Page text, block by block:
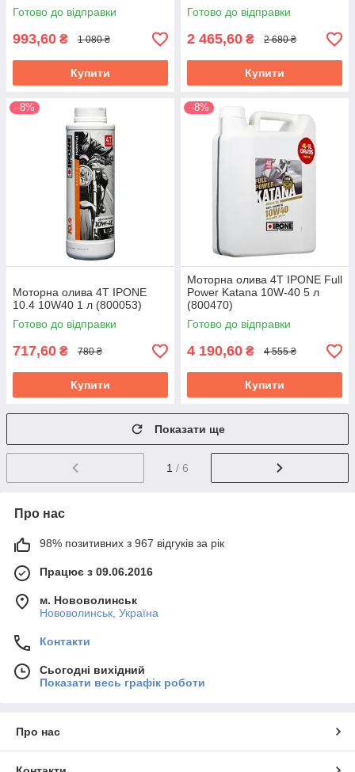
Готово до відправки
993,60 ₴ 1 080 ₴
Купити
Готово до відправки
2 465,60 ₴ 2 680 ₴
Купити
–8%
Моторна олива 4T IPONE
10.4 10W40 1 л (800053)
Готово до відправки
717,60 ₴ 780 ₴
Купити
–8%
Моторна олива 4T IPONE Full
Power Katana 10W-40 5 л
(800470)
Готово до відправки
4 190,60 ₴ 4 555 ₴
Купити
Показати ще
1 / 6
Про нас
98% позитивних з 967 відгуків за рік
Працює з 09.06.2016
м. Нововолинськ
Нововолинськ, Україна
Контакти
Сьогодні вихідний
Показати весь графік роботи
Про нас